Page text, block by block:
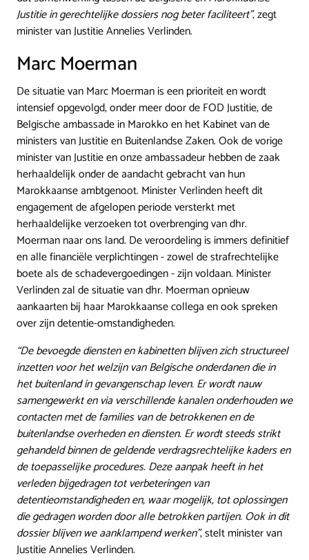
Justitie in gerechtelijke dossiers nog beter faciliteert”, zegt
minister van Justitie Annelies Verlinden.
Marc Moerman
De situatie van Marc Moerman is een prioriteit en wordt
intensief opgevolgd, onder meer door de FOD Justitie, de
Belgische ambassade in Marokko en het Kabinet van de
ministers van Justitie en Buitenlandse Zaken. Ook de vorige
minister van Justitie en onze ambassadeur hebben de zaak
herhaaldelijk onder de aandacht gebracht van hun
Marokkaanse ambtgenoot. Minister Verlinden heeft dit
engagement de afgelopen periode versterkt met
herhaaldelijke verzoeken tot overbrenging van dhr.
Moerman naar ons land. De veroordeling is immers definitief
en alle financiële verplichtingen - zowel de strafrechtelijke
boete als de schadevergoedingen - zijn voldaan. Minister
Verlinden zal de situatie van dhr. Moerman opnieuw
aankaarten bij haar Marokkaanse collega en ook spreken
over zijn detentie-omstandigheden.
“De bevoegde diensten en kabinetten blijven zich structureel
inzetten voor het welzijn van Belgische onderdanen die in
het buitenland in gevangenschap leven. Er wordt nauw
samengewerkt en via verschillende kanalen onderhouden we
contacten met de families van de betrokkenen en de
buitenlandse overheden en diensten. Er wordt steeds strikt
gehandeld binnen de geldende verdragsrechtelijke kaders en
de toepasselijke procedures. Deze aanpak heeft in het
verleden bijgedragen tot verbeteringen van
detentieomstandigheden en, waar mogelijk, tot oplossingen
die gedragen worden door alle betrokken partijen. Ook in dit
dossier blijven we aanklampend werken”, stelt minister van
Justitie Annelies Verlinden.